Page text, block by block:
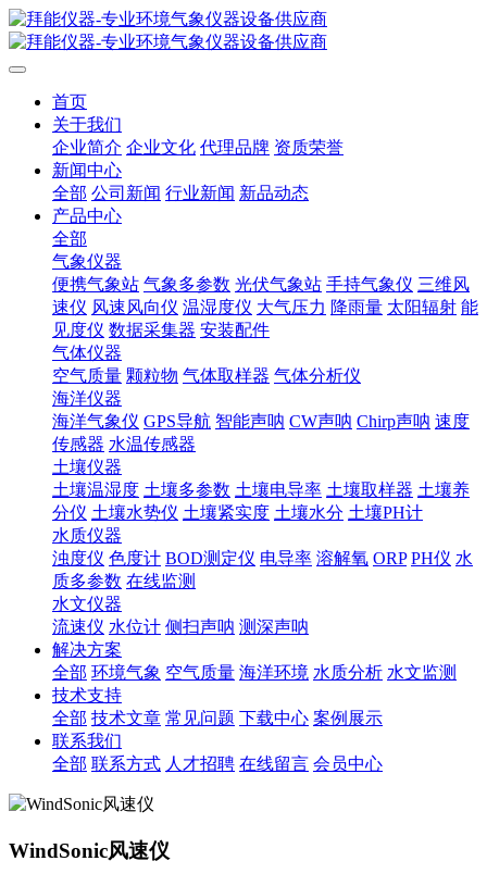
首页
关于我们
企业简介 企业文化 代理品牌 资质荣誉
新闻中心
全部 公司新闻 行业新闻 新品动态
产品中心
全部
气象仪器
便携气象站 气象多参数 光伏气象站 手持气象仪 三维风
速仪 风速风向仪 温湿度仪 大气压力 降雨量 太阳辐射 能
见度仪 数据采集器 安装配件
气体仪器
空气质量 颗粒物 气体取样器 气体分析仪
海洋仪器
海洋气象仪 GPS导航 智能声呐 CW声呐 Chirp声呐 速度
传感器 水温传感器
土壤仪器
土壤温湿度 土壤多参数 土壤电导率 土壤取样器 土壤养
分仪 土壤水势仪 土壤紧实度 土壤水分 土壤PH计
水质仪器
浊度仪 色度计 BOD测定仪 电导率 溶解氧 ORP PH仪 水
质多参数 在线监测
水文仪器
流速仪 水位计 侧扫声呐 测深声呐
解决方案
全部 环境气象 空气质量 海洋环境 水质分析 水文监测
技术支持
全部 技术文章 常见问题 下载中心 案例展示
联系我们
全部 联系方式 人才招聘 在线留言 会员中心
WindSonic风速仪